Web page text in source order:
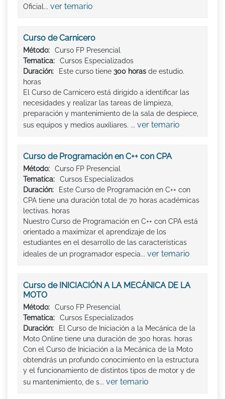
Oficial... ver temario
Curso de Carnicero
Método:
Curso FP Presencial
Tematica:
Cursos Especializados
Duración:
Este curso tiene 300 horas de estudio.
horas
El Curso de Carnicero está dirigido a identificar las
necesidades y realizar las tareas de limpieza,
preparación y mantenimiento de la sala de despiece,
sus equipos y medios auxiliares. ... ver temario
Curso de Programación en C++ con CPA
Método:
Curso FP Presencial
Tematica:
Cursos Especializados
Duración:
Este Curso de Programación en C++ con
CPA tiene una duración total de 70 horas académicas
lectivas. horas
Nuestro Curso de Programación en C++ con CPA está
orientado a maximizar el aprendizaje de los
estudiantes en el desarrollo de las características
ideales de un programador especia... ver temario
Curso de INICIACIÓN A LA MECÁNICA DE LA
MOTO
Método:
Curso FP Presencial
Tematica:
Cursos Especializados
Duración:
El Curso de Iniciación a la Mecánica de la
Moto Online tiene una duración de 300 horas. horas
Con el Curso de Iniciación a la Mecánica de la Moto
obtendrás un profundo conocimiento en la estructura
y el funcionamiento de distintos tipos de motor y de
su mantenimiento, de s... ver temario